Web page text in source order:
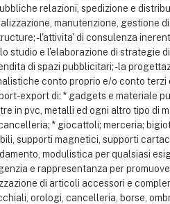
relazioni, spedizione e
manutenzione, gestione
- l'attivita' di consulenza
studio e l'elaborazione di strategie
di spazi pubblicitari; - la
conto proprio e/o conto terzi
export di: * gadgets e materiale
in pvc, metalli ed ogni altro tipo di
* giocattoli; merceria;
supporti magnetici, supporti
modulistica per qualsiasi
e rappresentanza per
di articoli accessori e
orologi, cancelleria, borse,